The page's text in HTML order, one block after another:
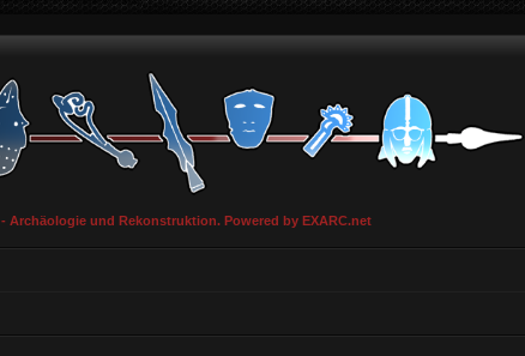
und Rekonstruktion. Powered by EXARC.net